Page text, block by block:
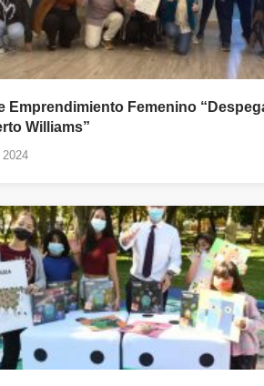
Emprendimiento Femenino
Williams”
2024